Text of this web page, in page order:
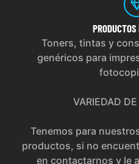
PRODUCTOS
Toners, tintas y
genéricos para
VARIEDAD
Tenemos para
productos, si no
en contactarnos y le